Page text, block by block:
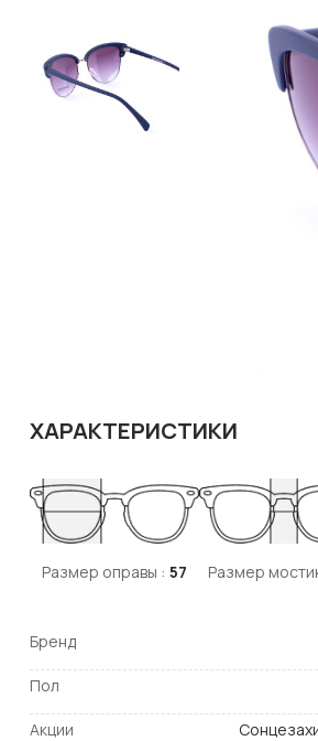
ХАРАКТЕРИСТИКИ
Размер оправы : 57 Размер
Бренд
Пол
Акции